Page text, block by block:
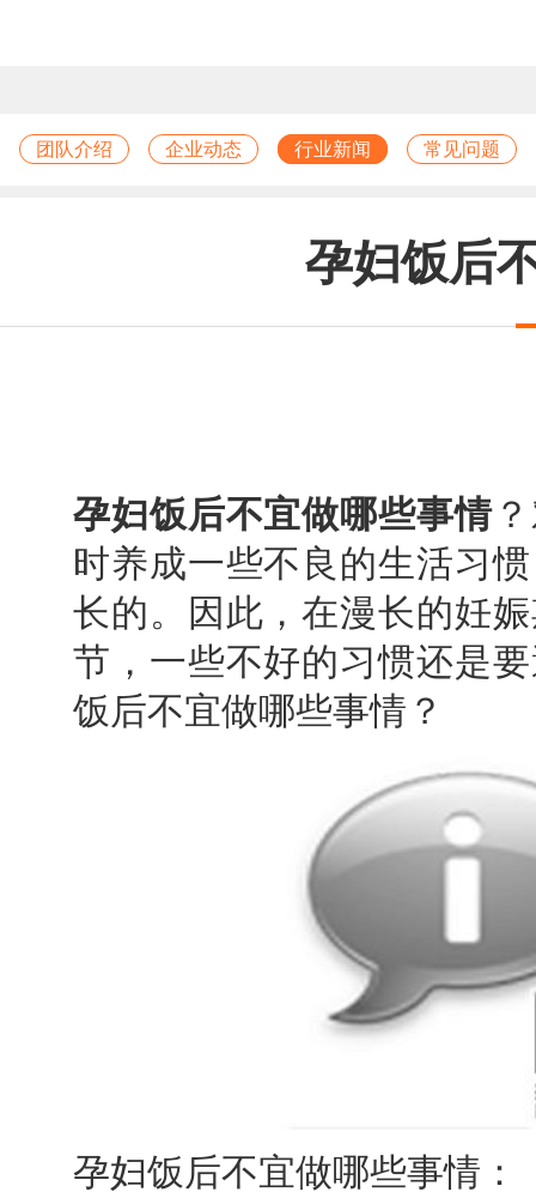
团队介绍 企业动态 行业新闻 常见问题
孕妇饭后
孕妇饭后不宜做哪些事情
时养成一些不良的生活习
长的。因此，在漫长的妊
节，一些不好的习惯还是
饭后不宜做哪些事情？
孕妇饭后不宜做哪些事情：